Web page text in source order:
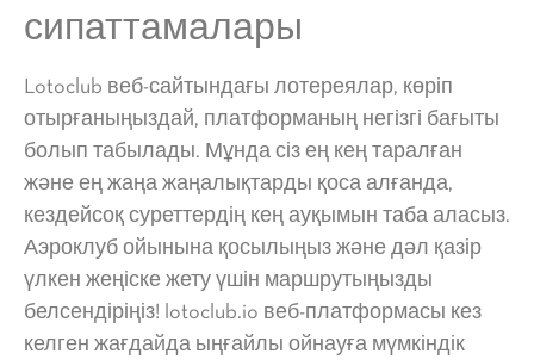
сипаттамалары
Lotoclub веб-сайтындағы лотереялар, көріп
отырғаныңыздай, платформаның негізгі бағыты
болып табылады. Мұнда сіз ең кең таралған
және ең жаңа жаңалықтарды қоса алғанда,
кездейсоқ суреттердің кең ауқымын таба аласыз.
Аэроклуб ойынына қосылыңыз және дәл қазір
үлкен жеңіске жету үшін маршрутыңызды
белсендіріңіз! lotoclub.io веб-платформасы кез
келген жағдайда ыңғайлы ойнауға мүмкіндік